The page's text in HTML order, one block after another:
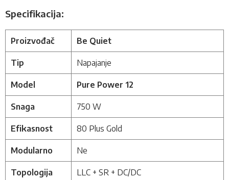
Specifikacija:
Proizvođač Be Quiet
Tip Napajanje
Model Pure Power 12
Snaga 750 W
Efikasnost 80 Plus Gold
Modularno Ne
Topologija LLC + SR + DC/DC